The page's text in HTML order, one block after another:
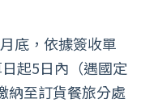
底，依據簽收單
起5日內（遇國定
納至訂貨餐旅分處